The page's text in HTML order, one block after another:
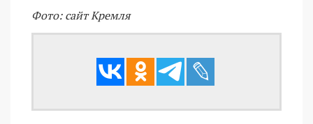
Фото: сайт Кремля